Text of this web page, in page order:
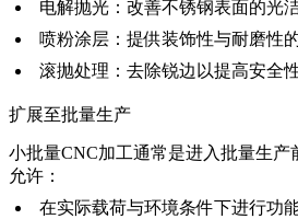
电解抛光 ：改善不锈钢表面的光
喷粉涂层 ：提供装饰性与耐磨性
滚抛处理 ：去除锐边以提高安全
扩展至批量生产
小批量CNC加工通常是进入批量生产
允许：
在实际载荷与环境条件下进行功